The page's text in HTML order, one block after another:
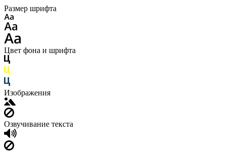
Размер шрифта
Цвет фона и шрифта
Изображения
Озвучивание текста